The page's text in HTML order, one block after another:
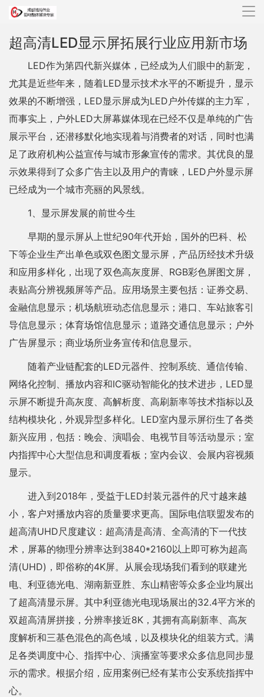
导
超高清LED显示屏拓展行业应用新市场
LED作为第四代新兴媒体，已经成为人们眼中的新宠，
尤其是近些年来，随着LED显示技术水平的不断提升，显示
效果的不断增强，LED显示屏成为LED户外传媒的主力军，
而事实上，户外LED大屏幕媒体现在已经不仅是单纯的广告
展示平台，还潜移默化地实现着与消费者的对话，同时也满
足了政府机构公益宣传与城市形象宣传的需求。其优良的显
示效果得到了众多广告主以及用户的青睐，LED户外显示屏
已经成为一个城市亮丽的风景线。
1、显示屏发展的前世今生
早期的显示屏从上世纪90年代开始，国外的巴科、松
下等企业生产出单色或双色图文显示屏，产品历经技术升级
和应用多样化，出现了双色高灰度屏、RGB彩色屏图文屏，
表贴高分辨视频屏等产品。应用场景主要包括：证券交易、
金融信息显示；机场航班动态信息显示；港口、车站旅客引
导信息显示；体育场馆信息显示；道路交通信息显示；户外
广告屏显示；商业场所业务宣传和信息显示。
随着产业链配套的LED元器件、控制系统、通信传输、
网络化控制、播放内容和IC驱动智能化的技术进步，LED显
示屏不断提升高灰度、高解析度、高刷新率等技术指标以及
结构模块化，外观异型多样化。LED室内显示屏衍生了各类
新兴应用，包括：晚会、演唱会、电视节目等活动显示；室
内指挥中心大型信息和调度看板；室内会议、会展内容视频
显示。
进入到2018年，受益于LED封装元器件的尺寸越来越
小，客户对播放内容的质量要求更高。国际电信联盟发布的
超高清UHD尺度建议：超高清是高清、全高清的下一代技
术，屏幕的物理分辨率达到3840*2160以上即可称为超高
清(UHD)，即俗称的4K屏。从展会现场我们看到的联建光
电、利亚德光电、湖南新亚胜、东山精密等众多企业均展出
了超高清显示屏。其中利亚德光电现场展出的32.4平方米的
双超高清屏拼接，分辨率接近8K，其拥有高刷新率、高灰
度解析和三基色混色的高色域，以及模块化的组装方式。满
足各类调度中心、指挥中心、演播室等要求众多信息同步显
示的需求。根据介绍，应用案例已经有某市公安系统指挥中
心。